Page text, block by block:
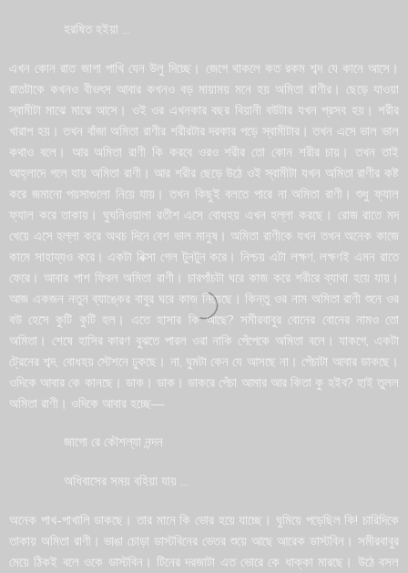
হরষিত হইয়া …
এখন কোন রাত জাগা পাখি যেন উলু দিচ্ছে। জেগে থাকলে কত রকম শব্দ যে কানে আসে।
রাতটাকে কখনও বীভৎস আবার কখনও বড় মায়াময় মনে হয় অমিতা রাণীর। ছেড়ে যাওয়া
স্বামীটা মাঝে মাঝে আসে। ওই ওর এখনকার বছর বিয়ানী বউটার যখন প্রসব হয়। শরীর
খারাপ হয়। তখন বাঁজা অমিতা রাণীর শরীরটার দরকার পড়ে স্বামীটার। তখন এসে ভাল ভাল
কথাও বলে। আর অমিতা রাণী কি করবে ওরও শরীর তো কোন শরীর চায়। তখন তাই
আহ্লাদে গলে যায় অমিতা রাণী। আর শরীর ছেড়ে উঠে ওই স্বামীটা যখন অমিতা রাণীর কষ্ট
করে জমানো পয়সাগুলো নিয়ে যায়। তখন কিছুই বলতে পারে না অমিতা রাণী। শুধু ফ্যাল
ফ্যাল করে তাকায়। ঘুঘনিওয়ালা রতীশ এসে বোধহয় এখন হল্লা করছে। রোজ রাতে মদ
খেয়ে এসে হল্লা করে অথচ দিনে বেশ ভাল মানুষ। অমিতা রাণীকে যখন তখন অনেক কাজে
কামে সাহায্যও করে। একটা রিক্সা গেল টুনটুন করে। নিশ্চয় এটা লক্ষণ, লক্ষণই এমন রাতে
ফেরে। আবার পাশ ফিরল অমিতা রাণী। চারপাঁচটা ঘরে কাজ করে শরীরে ব্যাথা হয়ে যায়।
আজ একজন নতুন ব্যাঙ্কের বাবুর ঘরে কাজ নিয়েছে। কিন্তু ওর নাম অমিতা রাণী শুনে ওর
বউ হেসে কুটি কুটি হল। এতে হাসার কি আছে? সমীরবাবুর বোনের বোনের নামও তো
অমিতা। শেষে হাসির কারণ বুঝতে পারল ওরা নাকি পেঁপেকে অমিতা বলে। যাকগে, একটা
ট্রেনের শব্দ, বোধহয় স্টেশনে ঢুকছে। না, ঘুমটা কেন যে আসছে না। পেঁচাটা আবার ডাকছে।
ওদিকে আবার কে কানছে। ডাক। ডাক। ডাকরে পেঁচা আমার আর কিতা কু হইব? হাই তুলল
অমিতা রাণী। ওদিকে আবার হচ্ছে—
জাগো রে কৌশল্যা নন্দন
অধিবাসের সময় বহিয়া যায় …
অনেক পাখ-পাখালি ডাকছে। তার মানে কি ভোর হয়ে যাচ্ছে। ঘুমিয়ে পড়েছিল কি! চারিদিকে
তাকায় অমিতা রাণী। ভাঙা চোড়া ডাস্টবিনের ভেতর শুয়ে আছে আরেক ডাস্টবিন। সমীরবাবুর
মেয়ে ঠিকই বলে ওকে ডাস্টবিন। টিনের দরজাটা এত ভোরে কে ধাক্কা মারছে। উঠে বসল